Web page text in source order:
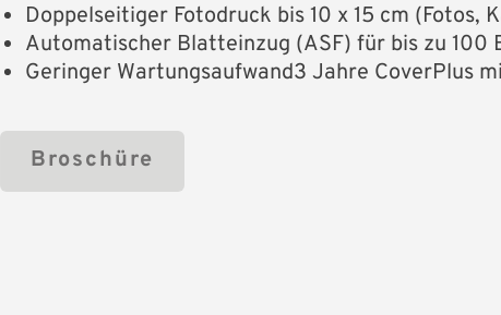
Doppelseitiger Fotodruck bis 10 x 15 cm (Fotos,
Automatischer Blatteinzug (ASF) für bis zu 100
Geringer Wartungsaufwand3 Jahre CoverPlus
Broschüre